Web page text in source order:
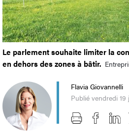
Le parlement souhaite limiter la
en dehors des zones à bâtir.
Flavia Giovannelli
Publié vendredi 19